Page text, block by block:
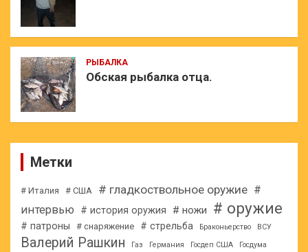
РЫБАЛКА
Обская рыбалка отца.
Метки
# Италия # США # гладкоствольное оружие #
интервью
# история оружия # ножи # оружие
# патроны # снаряжение # стрельба Браконьерство ВСУ
Валерий Рашкин Газ Германия Госдеп США Госдума